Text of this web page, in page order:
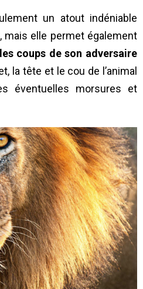
un atout indéniable
mais elle permet également
coups de son adversaire
la tête et le cou de l’animal
éventuelles morsures et